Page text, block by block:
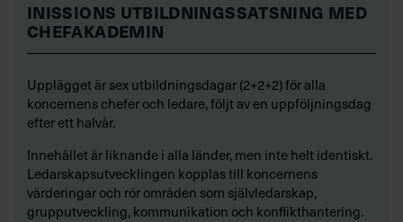
INISSIONS UTBILDNINGSSATSNING MED
CHEFAKADEMIN
Upplägget är sex utbildningsdagar (2+2+2) för alla
koncernens chefer och ledare, följt av en uppföljningsdag
efter ett halvår.
Innehållet är liknande i alla länder, men inte helt identiskt.
Ledarskapsutvecklingen kopplas till koncernens
värderingar och rör områden som självledarskap,
grupputveckling, kommunikation och konflikthantering.